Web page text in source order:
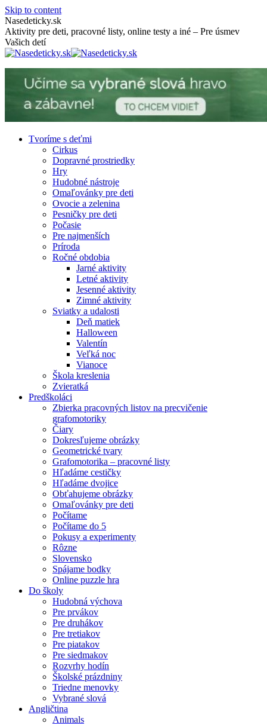
Skip to content
Nasedeticky.sk
Aktivity pre deti, pracovné listy, online testy a iné – Pre úsmev
Vašich detí
Tvoríme s deťmi
Cirkus
Dopravné prostriedky
Hry
Hudobné nástroje
Omaľovánky pre deti
Ovocie a zelenina
Pesničky pre deti
Počasie
Pre najmenších
Príroda
Ročné obdobia
Jarné aktivity
Letné aktivity
Jesenné aktivity
Zimné aktivity
Sviatky a udalosti
Deň matiek
Halloween
Valentín
Veľká noc
Vianoce
Škola kreslenia
Zvieratká
Predškoláci
Zbierka pracovných listov na precvičenie
grafomotoriky
Čiary
Dokresľujeme obrázky
Geometrické tvary
Grafomotorika – pracovné listy
Hľadáme cestičky
Hľadáme dvojice
Obťahujeme obrázky
Omaľovánky pre deti
Počítame
Počítame do 5
Pokusy a experimenty
Rôzne
Slovensko
Spájame bodky
Online puzzle hra
Do školy
Hudobná výchova
Pre prvákov
Pre druhákov
Pre tretiakov
Pre piatakov
Pre siedmakov
Rozvrhy hodín
Školské prázdniny
Triedne menovky
Vybrané slová
Angličtina
Animals